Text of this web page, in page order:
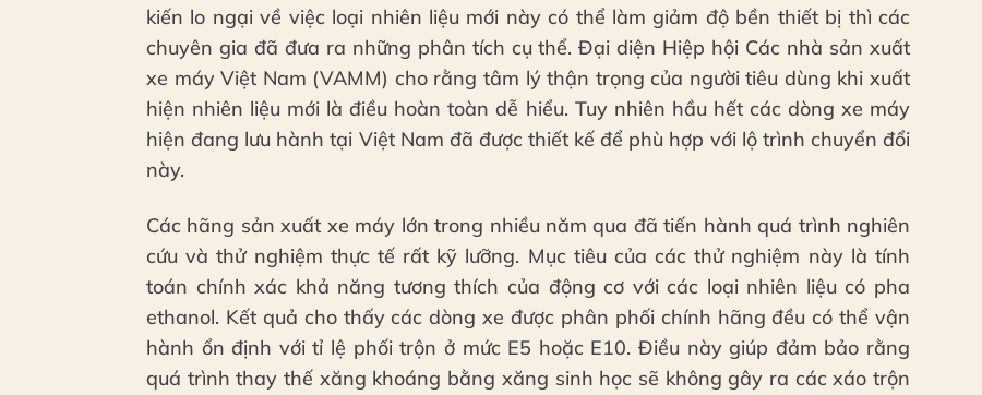
kiến lo ngại về việc loại nhiên liệu mới này có thể làm giảm độ bền thiết bị thì các
chuyên gia đã đưa ra những phân tích cụ thể. Đại diện Hiệp hội Các nhà sản xuất
xe máy Việt Nam (VAMM) cho rằng tâm lý thận trọng của người tiêu dùng khi xuất
hiện nhiên liệu mới là điều hoàn toàn dễ hiểu. Tuy nhiên hầu hết các dòng xe máy
hiện đang lưu hành tại Việt Nam đã được thiết kế để phù hợp với lộ trình chuyển đổi
này.
Các hãng sản xuất xe máy lớn trong nhiều năm qua đã tiến hành quá trình nghiên
cứu và thử nghiệm thực tế rất kỹ lưỡng. Mục tiêu của các thử nghiệm này là tính
toán chính xác khả năng tương thích của động cơ với các loại nhiên liệu có pha
ethanol. Kết quả cho thấy các dòng xe được phân phối chính hãng đều có thể vận
hành ổn định với tỉ lệ phối trộn ở mức E5 hoặc E10. Điều này giúp đảm bảo rằng
quá trình thay thế xăng khoáng bằng xăng sinh học sẽ không gây ra các xáo trộn